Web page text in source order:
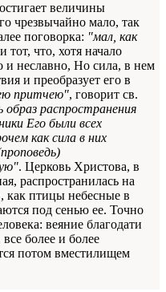
величины
чрезвычайно мало, так
поговорка: "мал, как
что, хотя начало
неславно, Но сила, в нем
и преобразует его в
притчею", говорит св.
образ распространения
Его были всех
как сила в них
. Церковь Христова, в
распространилась на
как птицы небесные в
под сенью ее. Точно
веяние благодати
более и более
потом вместилищем